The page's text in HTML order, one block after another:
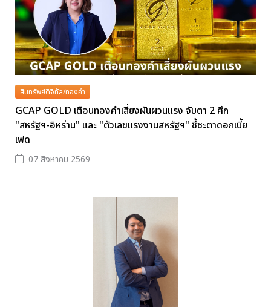
สินทรัพย์ดิจิทัล/ทองคำ
GCAP GOLD เตือนทองคำเสี่ยงผันผวนแรง จับตา 2 ศึก
"สหรัฐฯ-อิหร่าน" และ "ตัวเลขแรงงานสหรัฐฯ" ชี้ชะตาดอกเบี้ย
เฟด
07 สิงหาคม 2569